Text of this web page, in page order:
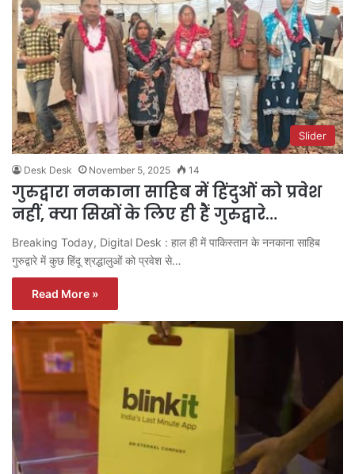
Slider
Desk Desk November 5, 2025 14
गुरुद्वारा ननकाना साहिब में हिंदुओं को प्रवेश
नहीं, क्या सिखों के लिए ही हैं गुरुद्वारे…
Breaking Today, Digital Desk : हाल ही में पाकिस्तान के ननकाना साहिब
गुरुद्वारे में कुछ हिंदू श्रद्धालुओं को प्रवेश से…
Read More »